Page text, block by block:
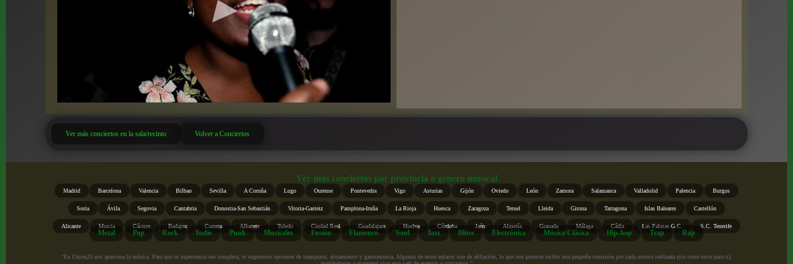
Ver más conciertos en la sala/recinto Volver a Conciertos
Ver más conciertos por provincia o género musical
Madrid Barcelona Valencia Bilbao Sevilla A Coruña Lugo Ourense Pontevedra Vigo Asturias Gijón Oviedo León Zamora Salamanca Valladolid Palencia Burgos
Soria Ávila Segovia Cantabria Donostia-San Sebastián Vitoria-Gasteiz Pamplona-Iruña La Rioja Huesca Zaragoza Teruel Lleida Girona Tarragona Islas Baleares Castellón
Alicante Murcia Cáceres Badajoz Cuenca Albacete Toledo Ciudad Real Guadalajara Huelva Córdoba Jaén Almería Granada Málaga Cádiz Las Palmas G.C. S.C. Tenerife
Metal Pop Rock Indie Punk Musicales Fusión Flamenco Soul Jazz Blues Electrónica Música Clásica Hip-hop Trap Rap
“En Union25 nos apasiona la música. Para que tu experiencia sea completa, te sugerimos opciones de transporte, alojamiento y gastronomía. Algunos de estos enlaces son de afiliación, lo que nos permite recibir una pequeña comisión por cada reserva realizada (sin coste extra para ti),